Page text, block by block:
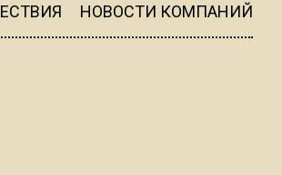
Telegram после обвинений
НОВОСТИ КОМПАНИЙ